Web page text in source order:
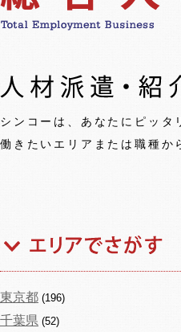
シンコーは、あなたにピッ
働きたいエリアまたは職種か
東京都 (196)
千葉県 (52)